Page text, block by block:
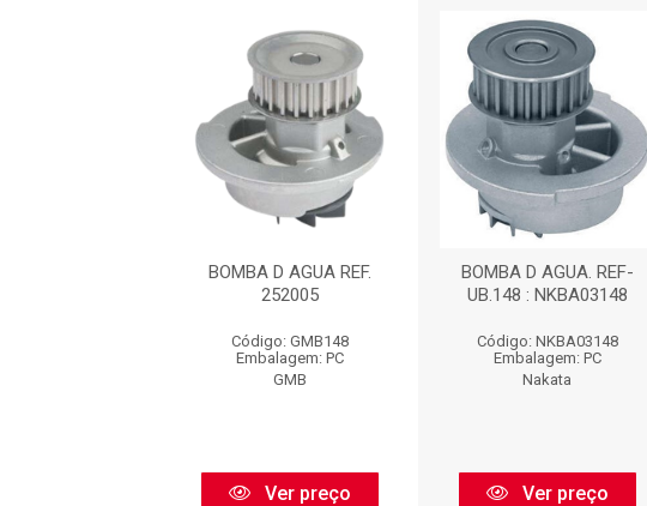
BOMBA D AGUA REF.
252005
Código: GMB148
Embalagem: PC
GMB
Ver preço
BOMBA D AGUA. REF-
UB.148 : NKBA03148
Código: NKBA03148
Embalagem: PC
Nakata
Ver preço